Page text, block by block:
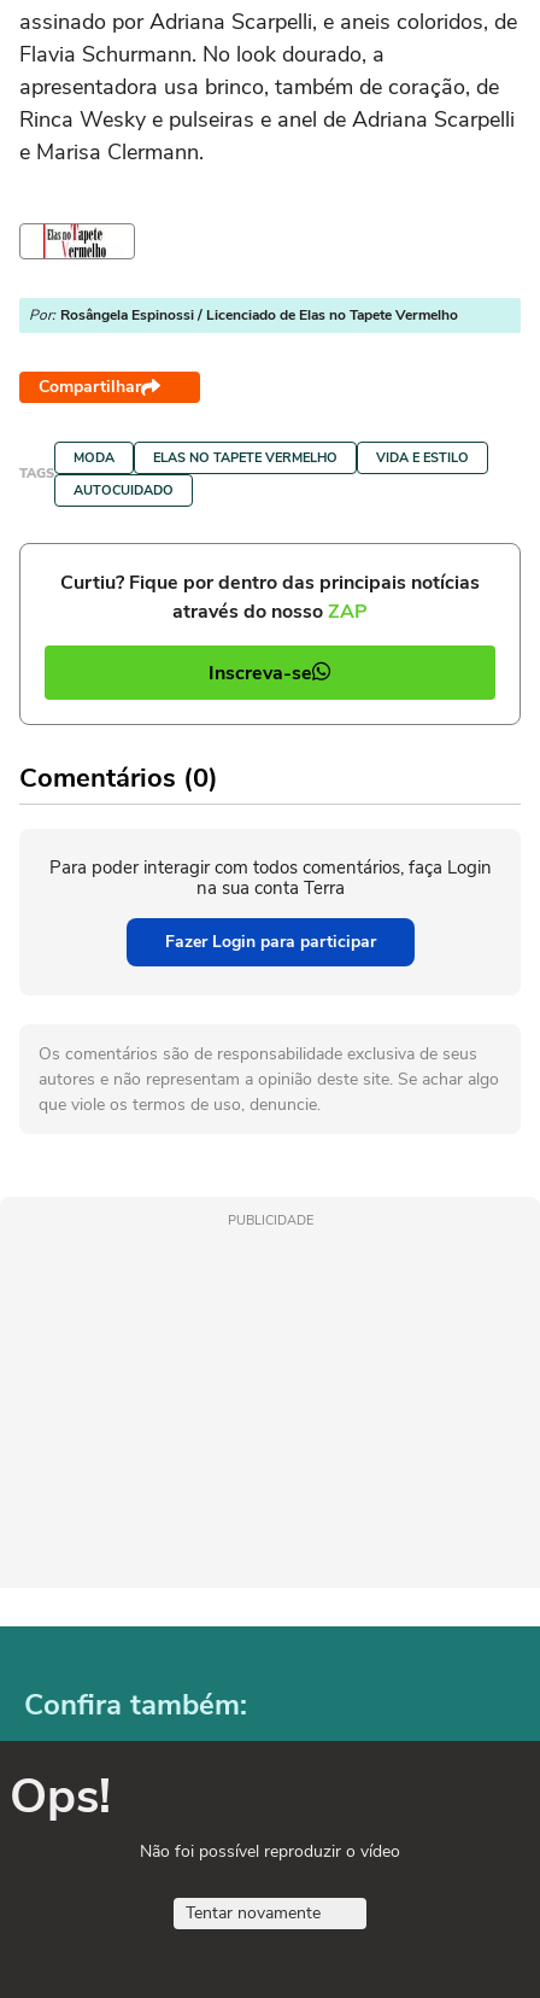
assinado por Adriana Scarpelli, e aneis coloridos, de
Flavia Schurmann. No look dourado, a
apresentadora usa brinco, também de coração, de
Rinca Wesky e pulseiras e anel de Adriana Scarpelli
e Marisa Clermann.
Por: Rosângela Espinossi / Licenciado de Elas no Tapete Vermelho
Compartilhar
TAGS
MODA ELAS NO TAPETE VERMELHO
VIDA E ESTILO
AUTOCUIDADO
Curtiu? Fique por dentro das principais notícias
através do nossoZAP
Inscreva-se
Comentários (0)
Para poder interagir com todos comentários, faça Login
na sua conta Terra
Fazer Login para participar
Os comentários são de responsabilidade exclusiva de seus
autores e não representam a opinião deste site. Se achar algo
que viole os termos de uso, denuncie.
PUBLICIDADE
Confira também:
Ops!
Não foi possível reproduzir o vídeo
Tentar novamente